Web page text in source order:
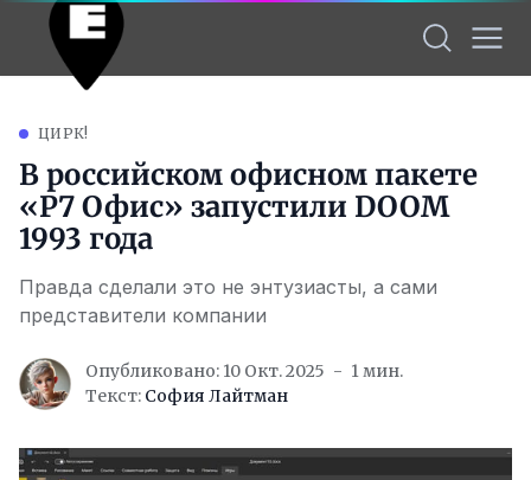
ЦИРК!
В российском офисном пакете
«Р7 Офис» запустили DOOM
1993 года
Правда сделали это не энтузиасты, а сами
представители компании
Опубликовано: 10 Окт. 2025
1 мин.
Текст: София Лайтман